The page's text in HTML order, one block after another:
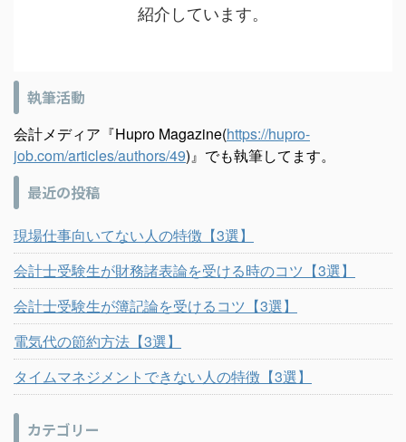
紹介しています。
執筆活動
会計メディア『Hupro Magazine(https://hupro-
job.com/articles/authors/49)』でも執筆してます。
最近の投稿
現場仕事向いてない人の特徴【3選】
会計士受験生が財務諸表論を受ける時のコツ【3選】
会計士受験生が簿記論を受けるコツ【3選】
電気代の節約方法【3選】
タイムマネジメントできない人の特徴【3選】
カテゴリー